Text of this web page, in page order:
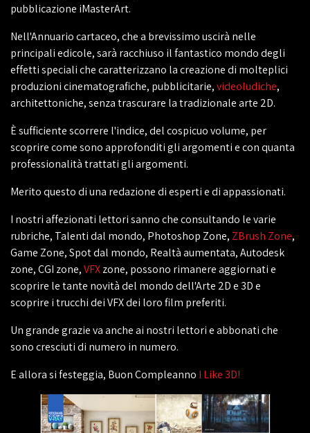
pubblicazione iMasterArt.
Nell'Annuario cartaceo, che a brevissimo uscirà nelle
principali edicole, sarà racchiuso il fantastico mondo degli
effetti speciali che caratterizzano la creazione di molteplici
produzioni cinematografiche, pubblicitarie,videoludiche,
architettoniche, senza trascurare la tradizionale arte 2D.
È sufficiente scorrere l'indice, del cospicuo volume, per
scoprire come sono approfonditi gli argomenti e con quanta
professionalità trattati gli argomenti.
Merito questo di una redazione di esperti e di appassionati.
I nostri affezionati lettori sanno che consultando le varie
rubriche, Talenti dal mondo, Photoshop Zone, ZBrush Zone,
Game Zone, Spot dal mondo, Realtà aumentata, Autodesk
zone, CGI zone,VFXzone, possono rimanere aggiornati e
scoprire le tante novità del mondo dell'Arte 2D e 3D e
scoprire i trucchi dei VFX dei loro film preferiti.
Un grande grazie va anche ai nostri lettori e abbonati che
sono cresciuti di numero in numero.
E allora si festeggia, Buon Compleanno I Like 3D!